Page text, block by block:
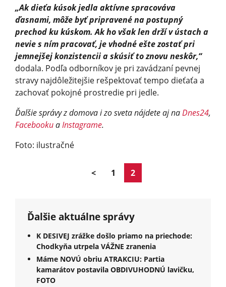
„Ak dieťa kúsok jedla aktívne spracováva
ďasnami, môže byť pripravené na postupný
prechod ku kúskom. Ak ho však len drží v ústach a
nevie s ním pracovať, je vhodné ešte zostať pri
jemnejšej konzistencii a skúsiť to znovu neskôr,“
dodala. Podľa odborníkov je pri zavádzaní pevnej
stravy najdôležitejšie rešpektovať tempo dieťaťa a
zachovať pokojné prostredie pri jedle.
Ďalšie správy z domova i zo sveta nájdete aj naDnes24,
FacebookuaInstagrame.
Foto: ilustračné
< 1 2
Ďalšie aktuálne správy
K DESIVEJ zrážke došlo priamo na priechode:
Chodkyňa utrpela VÁŽNE zranenia
Máme NOVÚ obriu ATRAKCIU: Partia
kamarátov postavila OBDIVUHODNÚ lavičku,
FOTO